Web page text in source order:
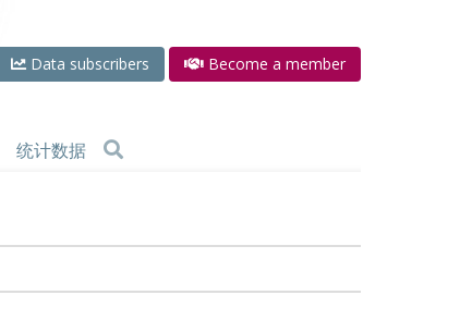
Data subscribers Become a member
统计数据